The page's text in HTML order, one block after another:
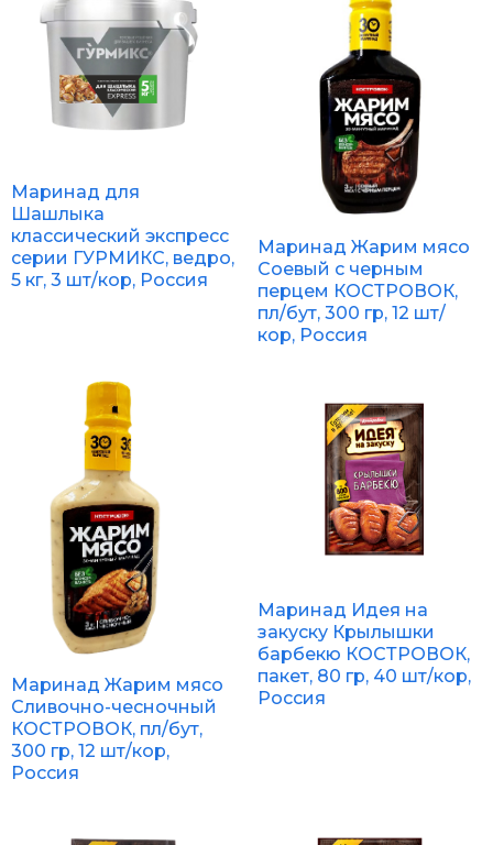
Маринад для
Шашлыка
классический экспресс
серии ГУРМИКС, ведро,
5 кг, 3 шт/кор, Россия
Маринад Жарим мясо
Соевый с черным
перцем КОСТРОВОК,
пл/бут, 300 гр, 12 шт/
кор, Россия
Маринад Жарим мясо
Сливочно-чесночный
КОСТРОВОК, пл/бут,
300 гр, 12 шт/кор,
Россия
Маринад Идея на
закуску Крылышки
барбекю КОСТРОВОК,
пакет, 80 гр, 40 шт/кор,
Россия